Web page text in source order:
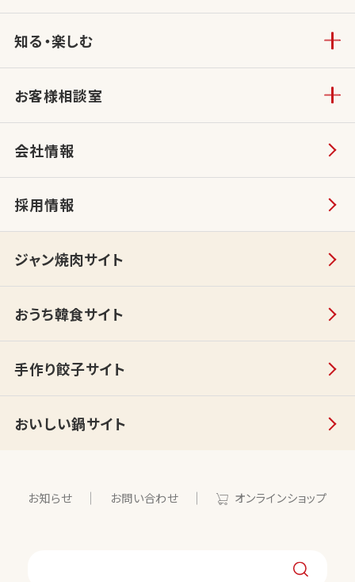
知る・楽しむ
お客様相談室
会社情報
採用情報
ジャン焼肉サイト
おうち韓食サイト
手作り餃子サイト
おいしい鍋サイト
お知らせ お問い合わせ オンラインショップ